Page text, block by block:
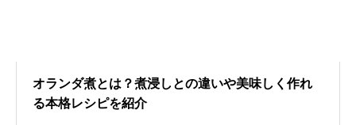
オランダ煮とは？煮浸しとの違いや美味しく作れ
る本格レシピを紹介